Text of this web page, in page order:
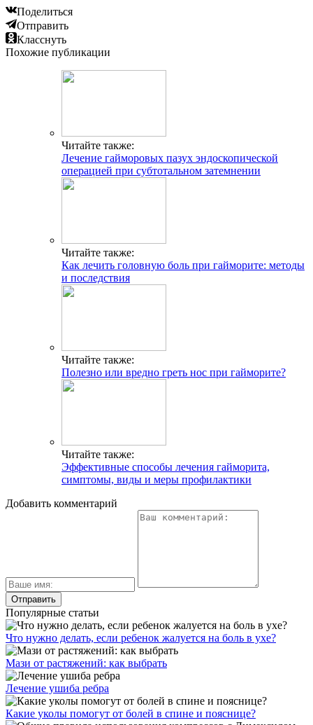
Поделиться
Отправить
Класснуть
Похожие публикации
Читайте также:
Лечение гайморовых пазух эндоскопической
операцией при субтотальном затемнении
Читайте также:
Как лечить головную боль при гайморите: методы
и последствия
Читайте также:
Полезно или вредно греть нос при гайморите?
Читайте также:
Эффективные способы лечения гайморита,
симптомы, виды и меры профилактики
Добавить комментарий
Популярные статьи
Что нужно делать, если ребенок жалуется на боль в ухе?
Мази от растяжений: как выбрать
Лечение ушиба ребра
Какие уколы помогут от болей в спине и пояснице?